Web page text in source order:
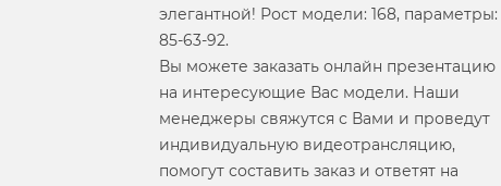
элегантной! Рост модели: 168, параметры:
85-63-92.
Вы можете заказать онлайн презентацию
на интересующие Вас модели. Наши
менеджеры свяжутся с Вами и проведут
индивидуальную видеотрансляцию,
помогут составить заказ и ответят на